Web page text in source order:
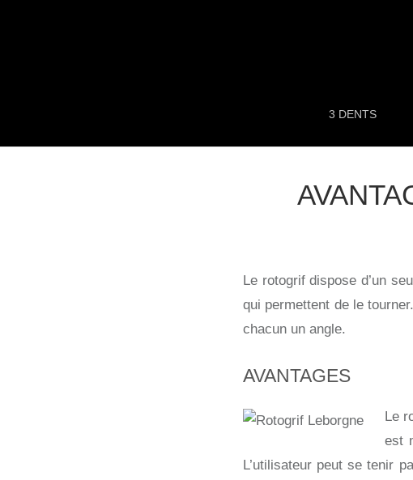
3 DENTS
Le rotogrif dispose d’un
qui permettent de le
chacun un angle.
AVANTAGES
Le
est
L’utilisateur peut se tenir